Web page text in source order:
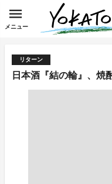
メニュー
リターン
日本酒『結の輪』、焼